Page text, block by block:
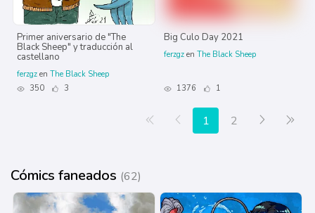
Primer aniversario de "The
Black Sheep" y traducción al
castellano
ferzgz en The Black Sheep
350
3
Big Culo Day 2021
ferzgz en The Black Sheep
1376 1
Primera página
Anterior
1 2 Siguiente
Cómics faneados (62)